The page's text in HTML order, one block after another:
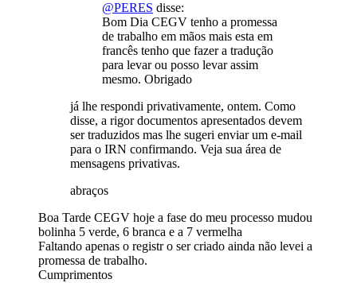
@PERES disse:
Bom Dia CEGV tenho a promessa
de trabalho em mãos mais esta em
francês tenho que fazer a tradução
para levar ou posso levar assim
mesmo. Obrigado
já lhe respondi privativamente, ontem. Como
disse, a rigor documentos apresentados devem
ser traduzidos mas lhe sugeri enviar um e-mail
para o IRN confirmando. Veja sua área de
mensagens privativas.
abraços
Boa Tarde CEGV hoje a fase do meu processo mudou
bolinha 5 verde, 6 branca e a 7 vermelha
Faltando apenas o registr o ser criado ainda não levei a
promessa de trabalho.
Cumprimentos